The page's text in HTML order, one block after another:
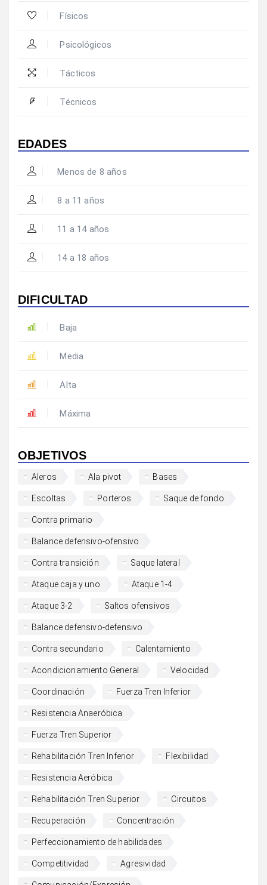
Físicos
Psicológicos
Tácticos
Técnicos
EDADES
Menos de 8 años
8 a 11 años
11 a 14 años
14 a 18 años
DIFICULTAD
Baja
Media
Alta
Máxima
OBJETIVOS
Aleros Ala pivot Bases
Escoltas Porteros Saque de fondo
Contra primario
Balance defensivo-ofensivo
Contra transición Saque lateral
Ataque caja y uno Ataque 1-4
Ataque 3-2 Saltos ofensivos
Balance defensivo-defensivo
Contra secundario Calentamiento
Acondicionamiento General Velocidad
Coordinación Fuerza Tren Inferior
Resistencia Anaeróbica
Fuerza Tren Superior
Rehabilitación Tren Inferior Flexibilidad
Resistencia Aeróbica
Rehabilitación Tren Superior Circuitos
Recuperación Concentración
Perfeccionamiento de habilidades
Competitividad Agresividad